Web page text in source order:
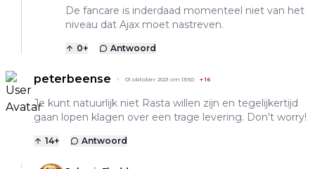
De fancare is inderdaad momenteel niet van het
niveau dat Ajax moet nastreven.
0+ Antwoord
peterbeense 01 oktober 2021 om 13:50 +16
Je kunt natuurlijk niet Rasta willen zijn en tegelijkertijd
gaan lopen klagen over een trage levering. Don't worry!
14+ Antwoord